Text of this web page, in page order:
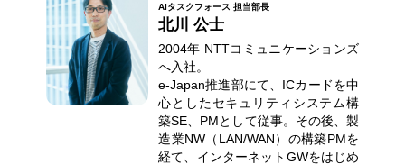
AIタスクフォース 担当部長
北川 公士
2004年 NTTコミュニケーションズ
へ入社。
e-Japan推進部にて、ICカードを中
心としたセキュリティシステム構
築SE、PMとして従事。その後、製
造業NW（LAN/WAN）の構築PMを
経て、インターネットGWをはじめ